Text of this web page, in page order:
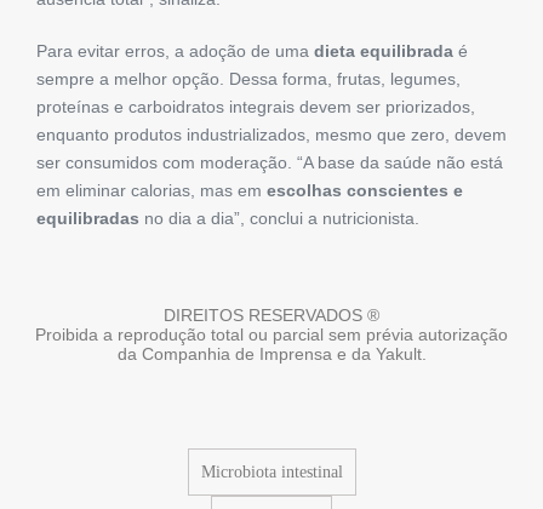
Para evitar erros, a adoção de uma dieta equilibrada é
sempre a melhor opção. Dessa forma, frutas, legumes,
proteínas e carboidratos integrais devem ser priorizados,
enquanto produtos industrializados, mesmo que zero, devem
ser consumidos com moderação. “A base da saúde não está
em eliminar calorias, mas em escolhas conscientes e
equilibradas no dia a dia”, conclui a nutricionista.
DIREITOS RESERVADOS ®
Proibida a reprodução total ou parcial sem prévia autorização
da Companhia de Imprensa e da Yakult.
Microbiota intestinal